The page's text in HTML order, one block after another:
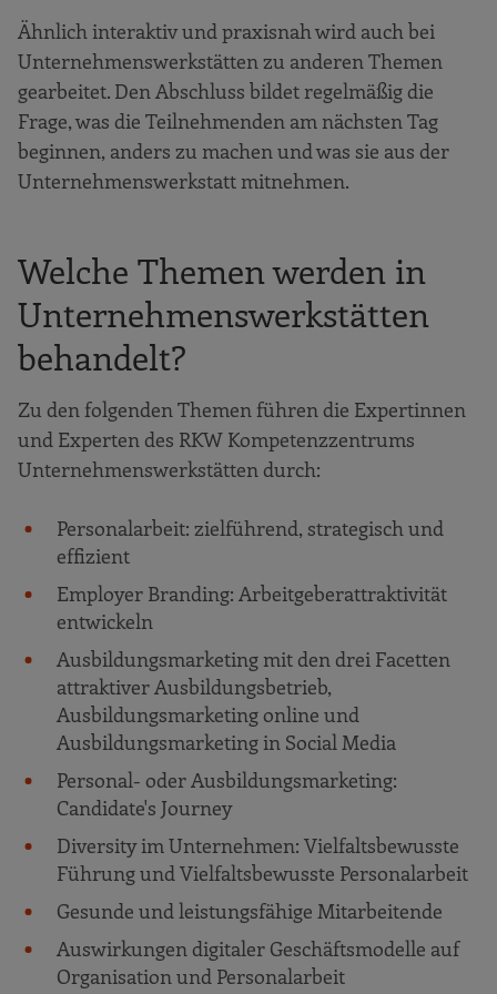
Ähnlich interaktiv und praxisnah wird auch bei
Unternehmenswerkstätten zu anderen Themen
gearbeitet. Den Abschluss bildet regelmäßig die
Frage, was die Teilnehmenden am nächsten Tag
beginnen, anders zu machen und was sie aus der
Unternehmenswerkstatt mitnehmen.
Welche Themen werden in
Unternehmenswerkstätten
behandelt?
Zu den folgenden Themen führen die Expertinnen
und Experten des RKW Kompetenzzentrums
Unternehmenswerkstätten durch:
Personalarbeit: zielführend, strategisch und
effizient
Employer Branding: Arbeitgeberattraktivität
entwickeln
Ausbildungsmarketing mit den drei Facetten
attraktiver Ausbildungsbetrieb,
Ausbildungsmarketing online und
Ausbildungsmarketing in Social Media
Personal- oder Ausbildungsmarketing:
Candidate's Journey
Diversity im Unternehmen: Vielfaltsbewusste
Führung und Vielfaltsbewusste Personalarbeit
Gesunde und leistungsfähige Mitarbeitende
Auswirkungen digitaler Geschäftsmodelle auf
Organisation und Personalarbeit